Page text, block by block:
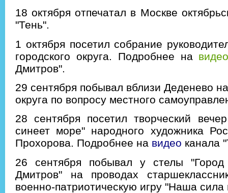
18 октября отпечатал в Москве
"Тень".
1 октября посетил собрание
городского округа. Подробнее на
Дмитров".
29 сентября побывал вблизи Деденево
округа по вопросу местного
28 сентября посетил творческий
синеет море" народного художника
Прохорова. Подробнее на видео канала
26 сентября побывал у стелы "Город
Дмитров" на проводах
военно-патриотическую игру "Наша сила